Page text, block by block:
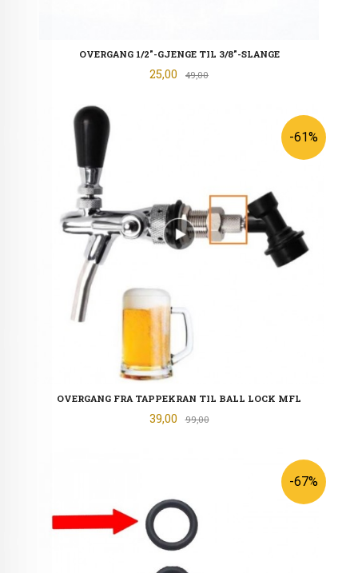
OVERGANG 1/2"-GJENGE TIL 3/8"-SLANGE
Tilbud
25,00 49,00Rabatt
OVERGANG FRA TAPPEKRAN TIL BALL LOCK MFL
Tilbud
39,00 99,00Rabatt
-61%
-67%